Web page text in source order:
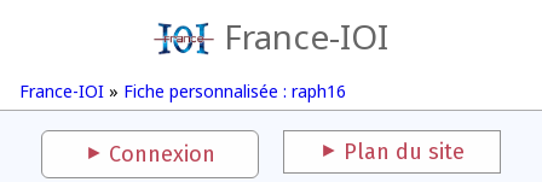
France-IOI
France-IOI » Fiche personnalisée : raph16
Connexion Plan du site